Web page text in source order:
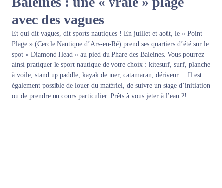
avec des vagues
Et qui dit vagues, dit sports nautiques ! En juillet et août, le « Point
Plage » (Cercle Nautique d’Ars-en-Ré) prend ses quartiers d’été sur le
spot « Diamond Head » au pied du Phare des Baleines. Vous pourrez
ainsi pratiquer le sport nautique de votre choix : kitesurf, surf, planche
à voile, stand up paddle, kayak de mer, catamaran, dériveur… Il est
également possible de louer du matériel, de suivre un stage d’initiation
ou de prendre un cours particulier. Prêts à vous jeter à l’eau ?!